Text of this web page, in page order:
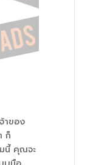
าของ
ก็
นี้ คุณจะ